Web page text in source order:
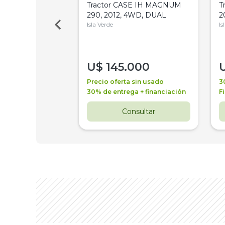
Tractor CASE IH MAGNUM
290, 2012, 4WD, DUAL
Isla Verde
U$ 145.000
Precio oferta sin usado
30% de entrega + financiación
Consultar